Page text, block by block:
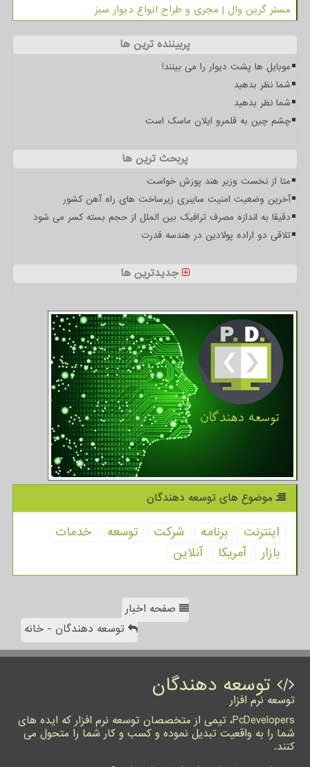
مستر گرین وال | مجری و طراح انواع دیوار سبز
پربیننده ترین ها
موبایل ها پشت دیوار را می بینند!
شما نظر بدهید
شما نظر بدهید
چشم چین به قلمرو ایلان ماسک است
پربحث ترین ها
متا از نخست وزیر هند پوزش خواست
آخرین وضعیت امنیت سایبری زیرساخت های راه آهن کشور
دقیقا به اندازه مصرف ترافیک بین الملل از حجم بسته کسر می شود
تلاقی دو اراده پولادین در هندسه قدرت
جدیدترین ها
موضوع های توسعه دهندگان
اینترنت برنامه شركت توسعه
خدمات
بازار
آمریكا آنلاین
صفحه اخبار
توسعه دهندگان - خانه
توسعه دهندگان
توسعه نرم افزار
PcDevelopers، تیمی از متخصصان توسعه نرم افزار که ایده های
شما را به واقعیت تبدیل نموده و کسب و کار شما را متحول می
کنند.